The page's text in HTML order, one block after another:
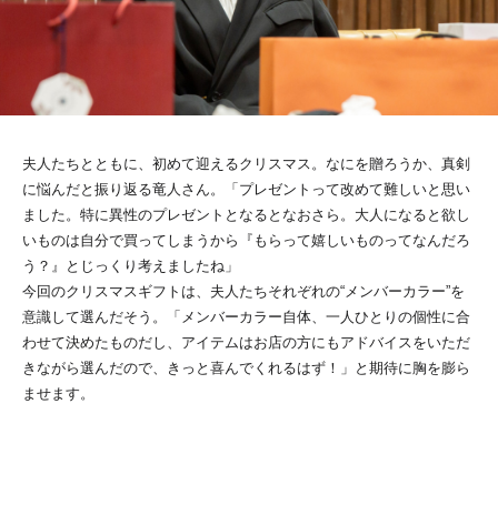
夫人たちとともに、初めて迎えるクリスマス。なにを贈ろうか、真剣
に悩んだと振り返る竜人さん。「プレゼントって改めて難しいと思い
ました。特に異性のプレゼントとなるとなおさら。大人になると欲し
いものは自分で買ってしまうから『もらって嬉しいものってなんだろ
う？』とじっくり考えましたね」
今回のクリスマスギフトは、夫人たちそれぞれの“メンバーカラー”を
意識して選んだそう。「メンバーカラー自体、一人ひとりの個性に合
わせて決めたものだし、アイテムはお店の方にもアドバイスをいただ
きながら選んだので、きっと喜んでくれるはず！」と期待に胸を膨ら
ませます。